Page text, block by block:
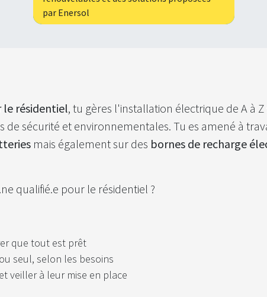
par Enersol
le résidentiel​, tu gères l'installation électrique de A à
sécurité et environnementales. Tu es amené à
mais également sur des bornes de recharge
qualifié.e pour le résidentiel ?
que tout est prêt
seul, selon les besoins
veiller à leur mise en place